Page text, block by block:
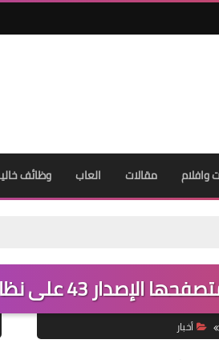
مقالات العاب وظائف
أخبار
06 يناير 2021